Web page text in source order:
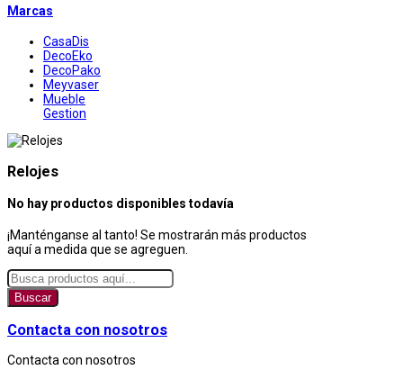
Marcas
CasaDis
DecoEko
DecoPako
Meyvaser
Mueble
Gestion
Relojes
No hay productos disponibles todavía
¡Manténganse al tanto! Se mostrarán más productos
aquí a medida que se agreguen.
Buscar
Contacta con nosotros
Contacta con nosotros